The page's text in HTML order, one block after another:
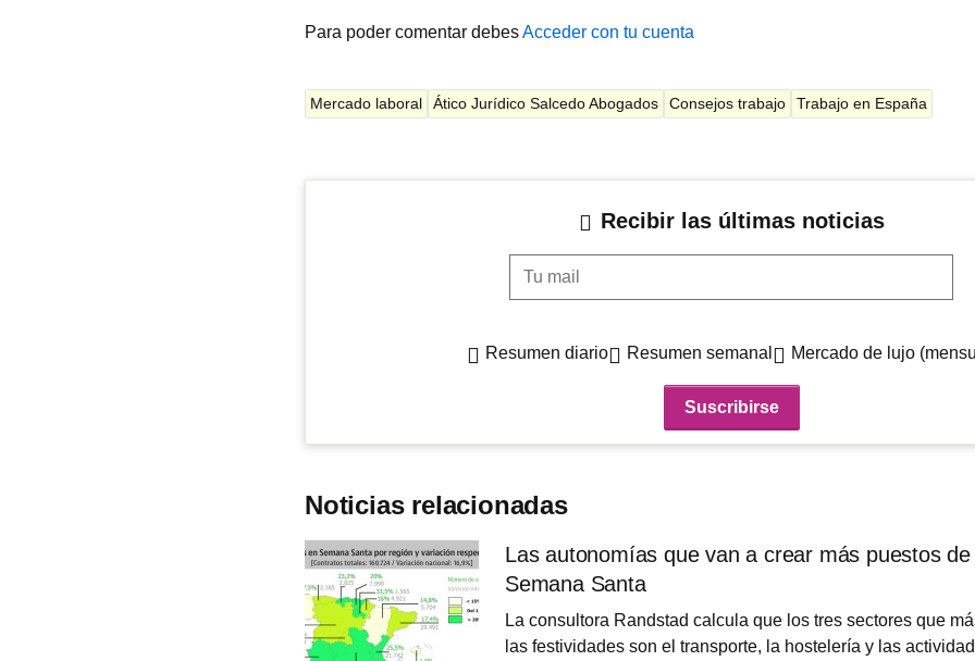
Para poder comentar debesAcceder con tu cuenta
Mercado laboral Ático Jurídico Salcedo Abogados Consejos trabajo Trabajo en España
Recibir las últimas noticias
Tu mail
Resumen diario Resumen semanal Mercado de lujo
Noticias relacionadas
Las autonomías que van a crear más puestos
Semana Santa
La consultora Randstad calcula que los tres sectores que
las festividades son el transporte, la hostelería y las